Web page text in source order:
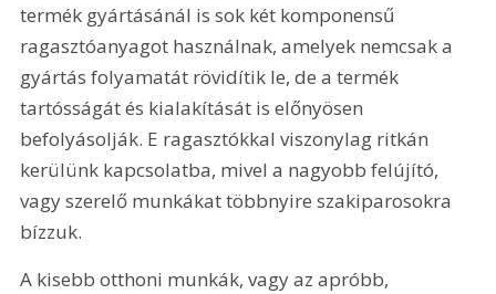
termék gyártásánál is sok két komponensű
ragasztóanyagot használnak, amelyek nemcsak a
gyártás folyamatát rövidítik le, de a termék
tartósságát és kialakítását is előnyösen
befolyásolják. E ragasztókkal viszonylag ritkán
kerülünk kapcsolatba, mivel a nagyobb felújító,
vagy szerelő munkákat többnyire szakiparosokra
bízzuk.
A kisebb otthoni munkák, vagy az apróbb,